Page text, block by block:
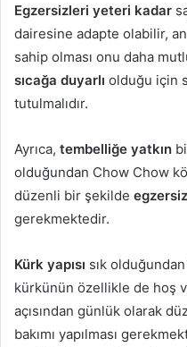
Egzersizleri yeteri kadar
dairesine adapte olabilir,
sahip olması onu daha
sıcağa duyarlı olduğu için
tutulmalıdır.
Ayrıca, tembelliğe yatkın
olduğundan Chow Chow
düzenli bir şekilde
gerekmektedir.
Kürk yapısı sık olduğundan
kürkünün özellikle de hoş
açısından günlük olarak
bakımı yapılması